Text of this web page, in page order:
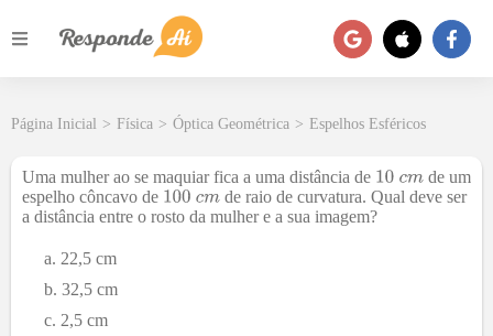
Página Inicial > Física > Óptica Geométrica > Espelhos Esféricos
Uma mulher ao se maquiar fica a uma distância de
de um
espelho côncavo de
de raio de curvatura. Qual deve ser
a distância entre o rosto da mulher e a sua imagem?
22,5 cm
32,5 cm
2,5 cm